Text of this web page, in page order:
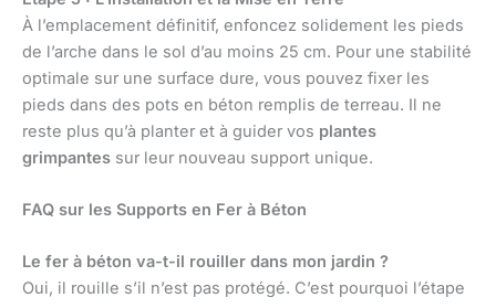
À l’emplacement définitif, enfoncez solidement les pieds
de l’arche dans le sol d’au moins 25 cm. Pour une stabilité
optimale sur une surface dure, vous pouvez fixer les
pieds dans des pots en béton remplis de terreau. Il ne
reste plus qu’à planter et à guider vos plantes
grimpantes sur leur nouveau support unique.
FAQ sur les Supports en Fer à Béton
Le fer à béton va-t-il rouiller dans mon jardin ?
Oui, il rouille s’il n’est pas protégé. C’est pourquoi l’étape